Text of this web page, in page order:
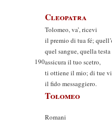
I doni
Cleopatra
Tolomeo, va’, ricevi
il premio di tua fé;
quel sangue, quella testa
190assicura il tuo scetro,
ti ottiene il mio; di tue
il fido messaggiero.
Tolomeo
Ah
Romani